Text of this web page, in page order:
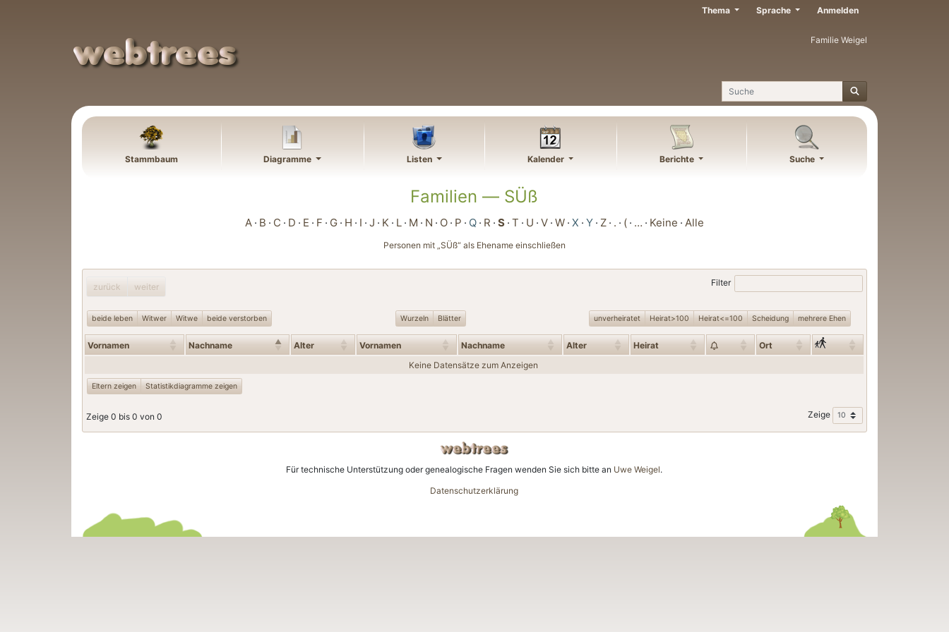
Familie Weigel
Suche
Thema Sprache Anmelden
Stammbaum Diagramme Listen Kalender Berichte Suche
Familien — SÜß
A B C D E F G H I J K L M N O P Q R S T U V W X Y Z . ( … Keine Alle
Personen mit „SÜß“ als Ehename einschließen
zurück weiter Filter
beide leben Witwer Witwe beide verstorben Wurzeln Blätter unverheiratet Heirat>100 Heirat<=100 Scheidung mehrere Ehen
Vornamen Nachname Alter Vornamen Nachname Alter Heirat
Ort
Keine Datensätze zum Anzeigen
Eltern zeigen Statistikdiagramme zeigen
Zeige 0 bis 0 von 0 Zeige
Für technische Unterstützung oder genealogische Fragen wenden Sie sich bitte an Uwe Weigel.
Datenschutzerklärung